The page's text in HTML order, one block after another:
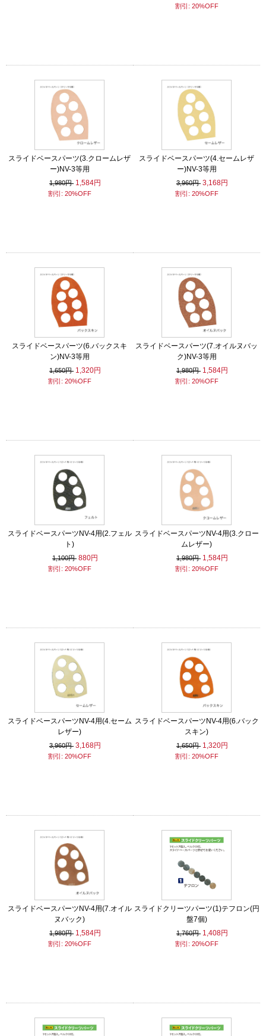
割引: 20%OFF
スライドベースパーツ(3.クロームレザ
ー)NV-3等用
1,980円 1,584円
割引: 20%OFF
スライドベースパーツ(4.セームレザ
ー)NV-3等用
3,960円 3,168円
割引: 20%OFF
スライドベースパーツ(6.バックスキ
ン)NV-3等用
1,650円 1,320円
割引: 20%OFF
スライドベースパーツ(7.オイルヌバッ
ク)NV-3等用
1,980円 1,584円
割引: 20%OFF
スライドベースパーツNV-4用(2.フェル
ト)
1,100円 880円
割引: 20%OFF
スライドベースパーツNV-4用(3.クロー
ムレザー)
1,980円 1,584円
割引: 20%OFF
スライドベースパーツNV-4用(4.セーム
レザー)
3,960円 3,168円
割引: 20%OFF
スライドベースパーツNV-4用(6.バック
スキン)
1,650円 1,320円
割引: 20%OFF
スライドベースパーツNV-4用(7.オイル
ヌバック)
1,980円 1,584円
割引: 20%OFF
スライドクリーツパーツ(1)テフロン(円
盤7個)
1,760円 1,408円
割引: 20%OFF